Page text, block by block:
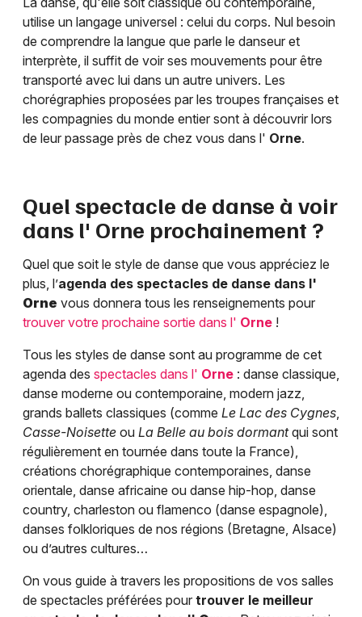
utilise un langage universel : celui du corps. Nul besoin
de comprendre la langue que parle le danseur et
interprète, il suffit de voir ses mouvements pour être
transporté avec lui dans un autre univers. Les
chorégraphies proposées par les troupes françaises et
les compagnies du monde entier sont à découvrir lors
de leur passage près de chez vous dans l' Orne.
Quel spectacle de danse à voir
dans l' Orne prochainement ?
Quel que soit le style de danse que vous appréciez le
plus, l’agenda des spectacles de danse dans l'
Orne vous donnera tous les renseignements pour
trouver votre prochaine sortie dans l' Orne !
Tous les styles de danse sont au programme de cet
agenda des spectacles dans l' Orne : danse classique,
danse moderne ou contemporaine, modern jazz,
grands ballets classiques (comme Le Lac des Cygnes,
Casse-Noisette ou La Belle au bois dormantqui sont
régulièrement en tournée dans toute la France),
créations chorégraphique contemporaines, danse
orientale, danse africaine ou danse hip-hop, danse
country, charleston ou flamenco (danse espagnole),
danses folkloriques de nos régions (Bretagne, Alsace)
ou d’autres cultures…
On vous guide à travers les propositions de vos salles
de spectacles préférées pour trouver le meilleur